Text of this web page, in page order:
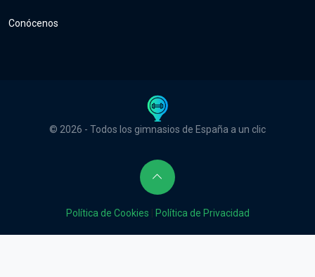
Conócenos
© 2026 - Todos los gimnasios de España a un clic
Política de Cookies Política de Privacidad